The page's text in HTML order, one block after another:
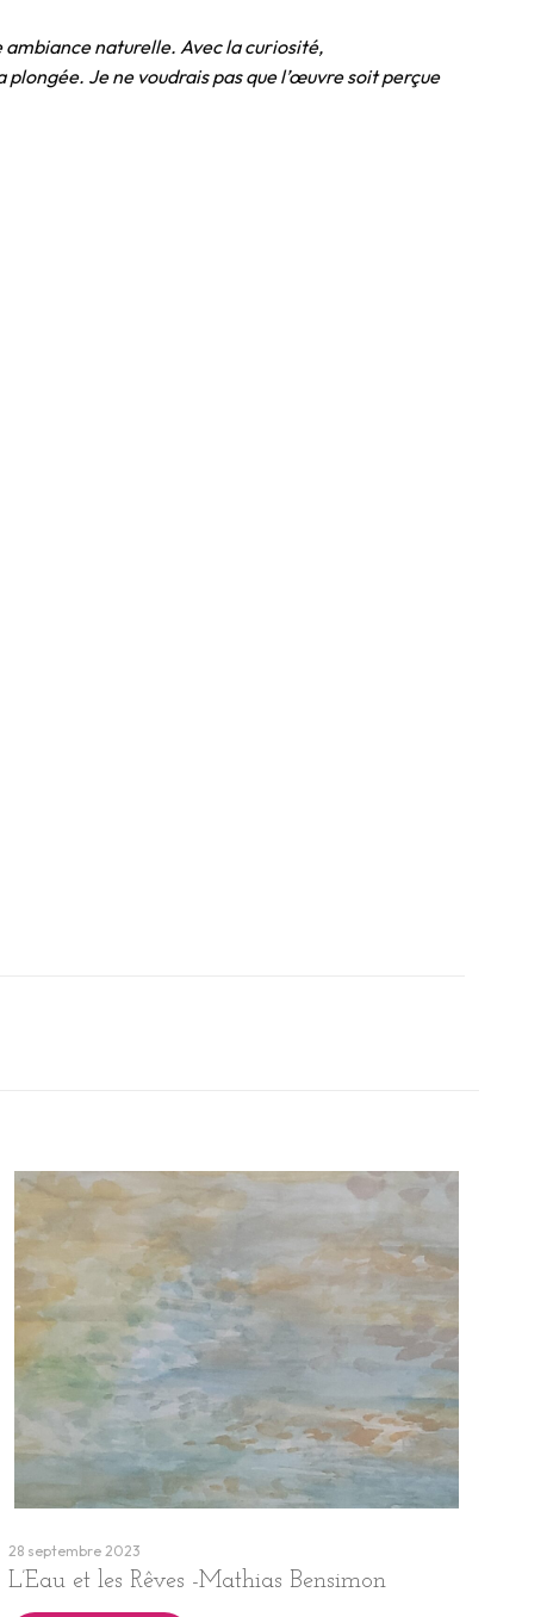
ambiance naturelle. Avec la curiosité,
Je ne voudrais pas que l’œuvre soit perçue
28 septembre 2023
L’Eau et les Rêves -Mathias Bensimon